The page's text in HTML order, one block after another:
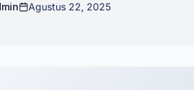
Agustus 22, 2025